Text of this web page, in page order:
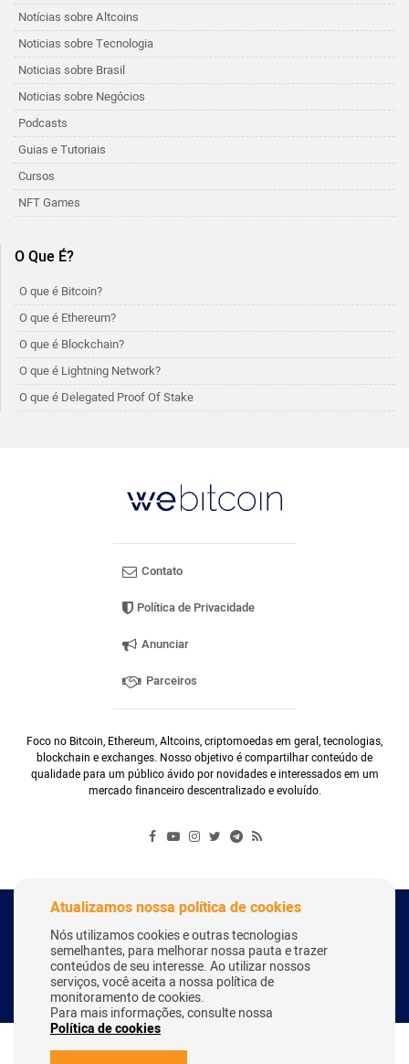
Notícias sobre Altcoins
Noticias sobre Tecnologia
Noticias sobre Brasil
Noticias sobre Negócios
Podcasts
Guias e Tutoriais
Cursos
NFT Games
O Que É?
O que é Bitcoin?
O que é Ethereum?
O que é Blockchain?
O que é Lightning Network?
O que é Delegated Proof Of Stake
Contato
Política de Privacidade
Anunciar
Parceiros
Foco no Bitcoin, Ethereum, Altcoins, criptomoedas em geral, tecnologias,
blockchain e exchanges. Nosso objetivo é compartilhar conteúdo de
qualidade para um público ávido por novidades e interessados em um
mercado financeiro descentralizado e evoluído.
Copyright Webitcoin 2018 - Todos os Direitos Reservados
Desenvolvido por: Herick Correa
Atualizamos nossa política de cookies
Nós utilizamos cookies e outras tecnologias
semelhantes, para melhorar nossa pauta e trazer
conteúdos de seu interesse. Ao utilizar nossos
serviços, você aceita a nossa política de
monitoramento de cookies.
Para mais informações, consulte nossa
Política de cookies